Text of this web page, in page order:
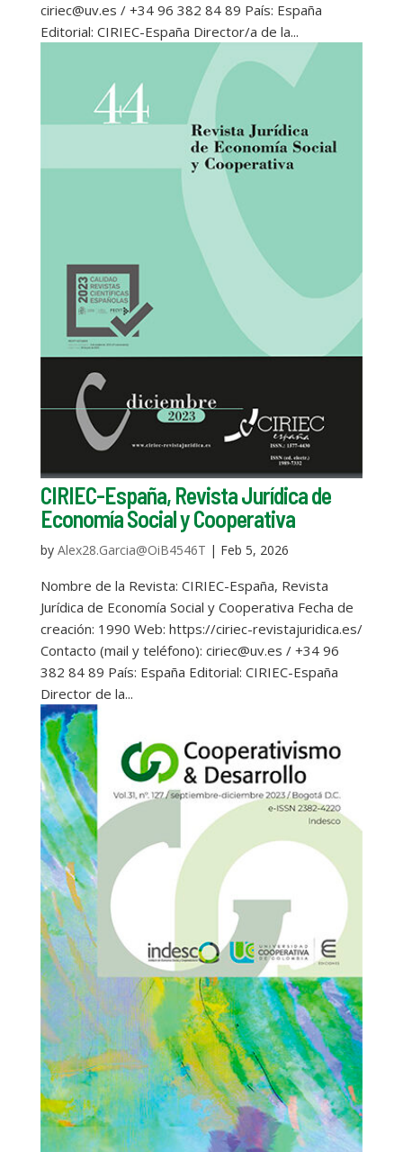
ciriec@uv.es / +34 96 382 84 89 País: España
Editorial: CIRIEC-España Director/a de la...
CIRIEC-España, Revista Jurídica de
Economía Social y Cooperativa
by Alex28.Garcia@OiB4546T | Feb 5, 2026
Nombre de la Revista: CIRIEC-España, Revista
Jurídica de Economía Social y Cooperativa Fecha de
creación: 1990 Web: https://ciriec-revistajuridica.es/
Contacto (mail y teléfono): ciriec@uv.es / +34 96
382 84 89 País: España Editorial: CIRIEC-España
Director de la...